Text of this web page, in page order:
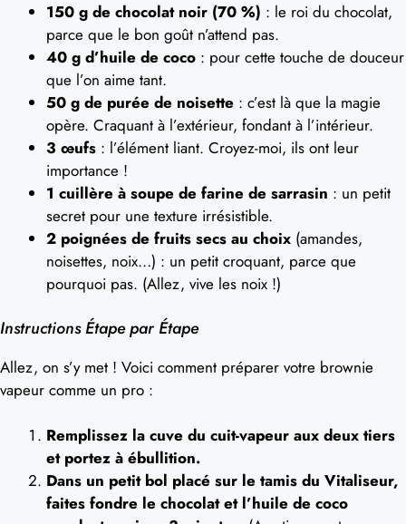
150 g de chocolat noir (70 %) : le roi du chocolat,
parce que le bon goût n’attend pas.
40 g d’huile de coco : pour cette touche de douceur
que l’on aime tant.
50 g de purée de noisette : c’est là que la magie
opère. Craquant à l’extérieur, fondant à l’intérieur.
3 œufs : l’élément liant. Croyez-moi, ils ont leur
importance !
1 cuillère à soupe de farine de sarrasin : un petit
secret pour une texture irrésistible.
2 poignées de fruits secs au choix (amandes,
noisettes, noix…) : un petit croquant, parce que
pourquoi pas. (Allez, vive les noix !)
Instructions Étape par Étape
Allez, on s’y met ! Voici comment préparer votre brownie
vapeur comme un pro :
Remplissez la cuve du cuit-vapeur aux deux tiers
et portez à ébullition.
Dans un petit bol placé sur le tamis du Vitaliseur,
faites fondre le chocolat et l’huile de coco